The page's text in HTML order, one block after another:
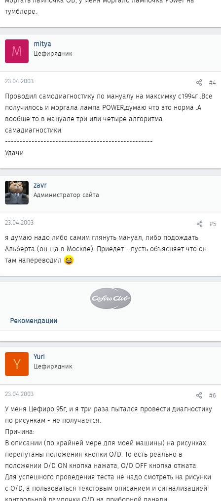
тумблере.
M mitya
Цефирядник
23.04.2003 #4
Проводил самодиагностику по мануалу на максимку с1994г .Все
получилось и моргала лампа POWER,думаю что это норма .А
вообще то в мануале три или четыре алгоритма
самадиагностики.
--------------------------------------------------
Удачи
zavr
Администратор сайта
23.04.2003 #5
я думаю надо либо самим глянуть мануал, либо подождать
Альберта (он ща в Москве). Приедет - пусть объясняет что он
там напереводил
Рекомендации
Y Yuri
Цефирядник
23.04.2003 #6
У меня Цефиро 95г, и я три раза пытался провести диагностику
по рисункам - не получается.
Причина:
В описании (по крайней мере для моей машины) на рисунках
перепутаны положения кнопки O/D. То есть реально в
положении O/D ON кнопка нажата, O/D OFF кнопка отжата.
Для успешного проведения теста не надо смотреть на рисунки
с O/D, а пользоваться текстовым описанием и сигнализацией